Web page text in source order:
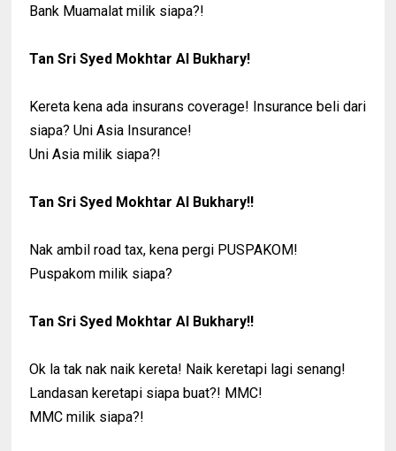
Bank Muamalat milik siapa?!
Tan Sri Syed Mokhtar Al Bukhary!
Kereta kena ada insurans coverage! Insurance beli dari
siapa? Uni Asia Insurance!
Uni Asia milik siapa?!
Tan Sri Syed Mokhtar Al Bukhary!!
Nak ambil road tax, kena pergi PUSPAKOM!
Puspakom milik siapa?
Tan Sri Syed Mokhtar Al Bukhary!!
Ok la tak nak naik kereta! Naik keretapi lagi senang!
Landasan keretapi siapa buat?! MMC!
MMC milik siapa?!